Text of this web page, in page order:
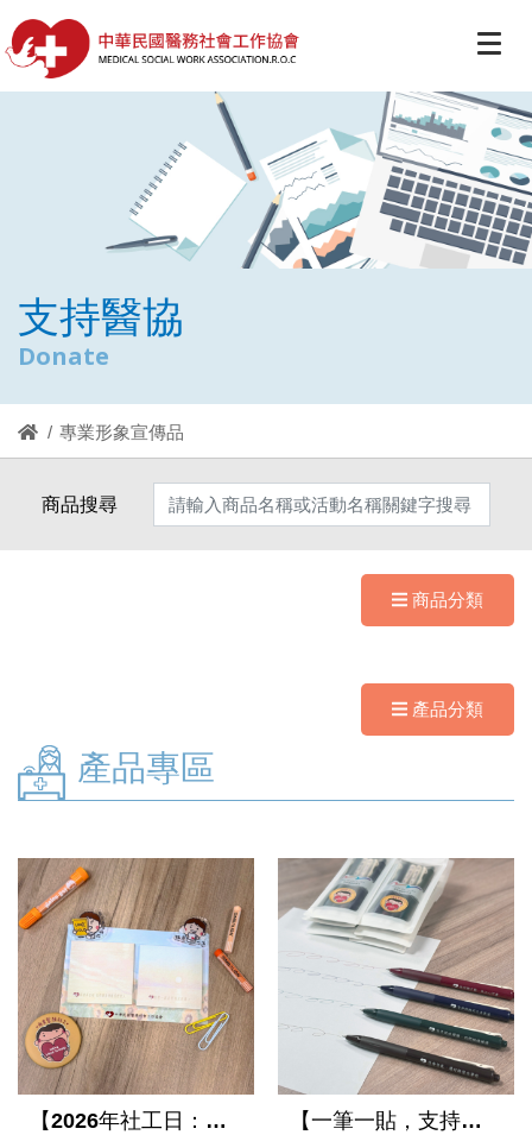
支持醫協
Donate
專業形象宣傳品
商品搜尋
商品分類
產品分類
產品專區
【2026年社工日：親聲絮語：心貼心的距離✨】醫務社工語錄便條貼 【一筆一貼，支持相隨❤】2026年醫務社工語錄原子筆+便條貼（一組）